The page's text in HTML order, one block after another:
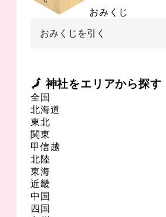
おみくじ
おみくじを引く
🗾 神社をエリアから探す
全国
北海道
東北
関東
甲信越
北陸
東海
近畿
中国
四国